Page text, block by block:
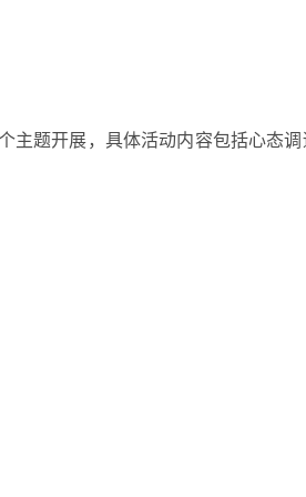
主题开展，具体活动内容包括心态